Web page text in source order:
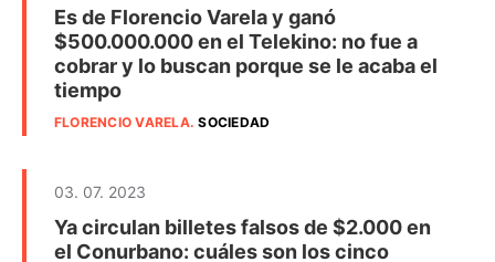
Es de Florencio Varela y ganó
$500.000.000 en el Telekino: no fue a
cobrar y lo buscan porque se le acaba el
tiempo
FLORENCIO VARELA.SOCIEDAD
03. 07. 2023
Ya circulan billetes falsos de $2.000 en
el Conurbano: cuáles son los cinco